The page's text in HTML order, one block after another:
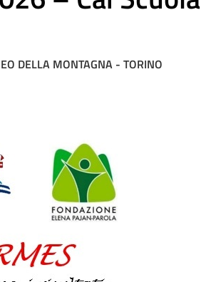
DELLA MONTAGNA - TORINO